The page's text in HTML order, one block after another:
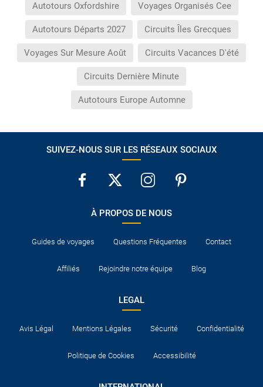
Autotours Oxfordshire Voyages Organisés Cee
Autotours Départs 2027 Circuits Îles Grecques
Voyages Sur Mesure Août Circuits Vacances D'été
Circuits Dernière Minute
Autotours Europe Automne
SUIVEZ-NOUS SUR LES RÉSEAUX SOCIAUX
À PROPOS DE NOUS
Guides de voyages Questions Fréquentes Contact
Affiliés Rejoindre notre équipe Blog
LEGAL
Avis Légal Mentions Légales Sécurité Confidentialité
Politique de Cookies Accessibilité